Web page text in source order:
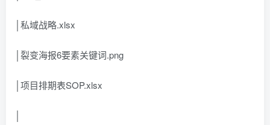
│私域战略.xlsx
│裂变海报6要素关键词.png
│项目排期表SOP.xlsx